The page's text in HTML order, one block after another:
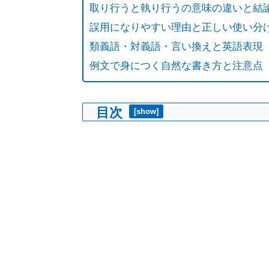
取り行うと執り行うの意味の違いと結
誤用になりやすい理由と正しい使い分
類義語・対義語・言い換えと英語表現
例文で身につく自然な書き方と注意点
目次 [show]